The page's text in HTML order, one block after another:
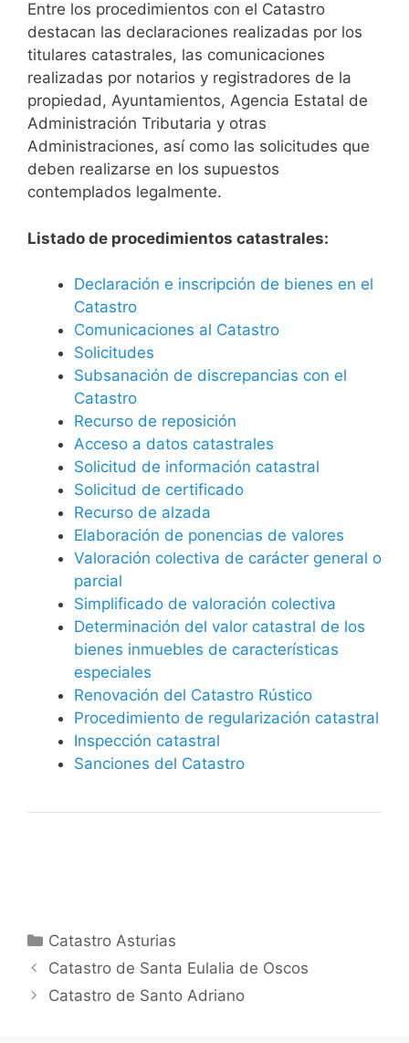
Entre los procedimientos con el Catastro
destacan las declaraciones realizadas por los
titulares catastrales, las comunicaciones
realizadas por notarios y registradores de la
propiedad, Ayuntamientos, Agencia Estatal de
Administración Tributaria y otras
Administraciones, así como las solicitudes que
deben realizarse en los supuestos
contemplados legalmente.
Listado de procedimientos catastrales:
Declaración e inscripción de bienes en el
Catastro
Comunicaciones al Catastro
Solicitudes
Subsanación de discrepancias con el
Catastro
Recurso de reposición
Acceso a datos catastrales
Solicitud de información catastral
Solicitud de certificado
Recurso de alzada
Elaboración de ponencias de valores
Valoración colectiva de carácter general o
parcial
Simplificado de valoración colectiva
Determinación del valor catastral de los
bienes inmuebles de características
especiales
Renovación del Catastro Rústico
Procedimiento de regularización catastral
Inspección catastral
Sanciones del Catastro
Categorías
Catastro Asturias
Catastro de Santa Eulalia de Oscos
Catastro de Santo Adriano